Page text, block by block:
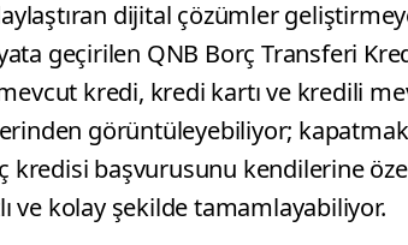
dijital çözümler
geçirilen QNB Borç Transferi
kredi, kredi kartı ve kredili
görüntüleyebiliyor;
kredisi başvurusunu kendilerine
ve kolay şekilde tamamlayabiliyor.